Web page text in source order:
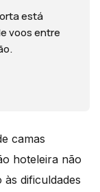
está
voos entre
camas
hoteleira não
dificuldades